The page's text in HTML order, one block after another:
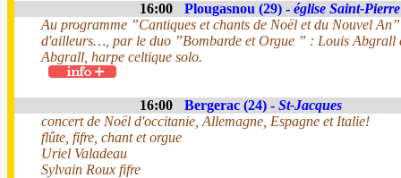
16:00 Plougasnou (29) - église Saint-Pierre
Au programme ”Cantiques et chants de Noël et du Nouvel
d'ailleurs…, par le duo ”Bombarde et Orgue ” : Louis Abgrall
Abgrall, harpe celtique solo.
16:00 Bergerac (24) - St-Jacques
concert de Noël d'occitanie, Allemagne, Espagne et Italie!
flûte, fifre, chant et orgue
Uriel Valadeau
Sylvain Roux fifre